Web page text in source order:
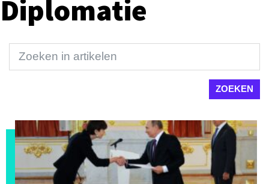
Diplomatie